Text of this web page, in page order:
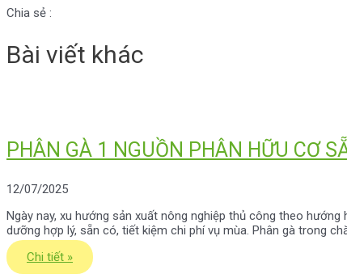
Chia sẻ :
Bài viết khác
PHÂN GÀ 1 NGUỒN PHÂN HỮU CƠ
12/07/2025
Ngày nay, xu hướng sản xuất nông nghiệp thủ công theo
dưỡng hợp lý, sẵn có, tiết kiệm chi phí vụ mùa. Phân gà trong
Chi tiết »